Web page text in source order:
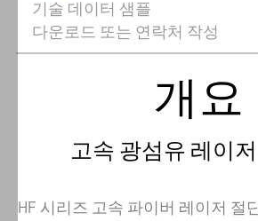
기술 데이터 샘플
다운로드 또는 연락처 작성
개요
고속 광섬유 레이저
HF 시리즈 고속 파이버 레이저 절